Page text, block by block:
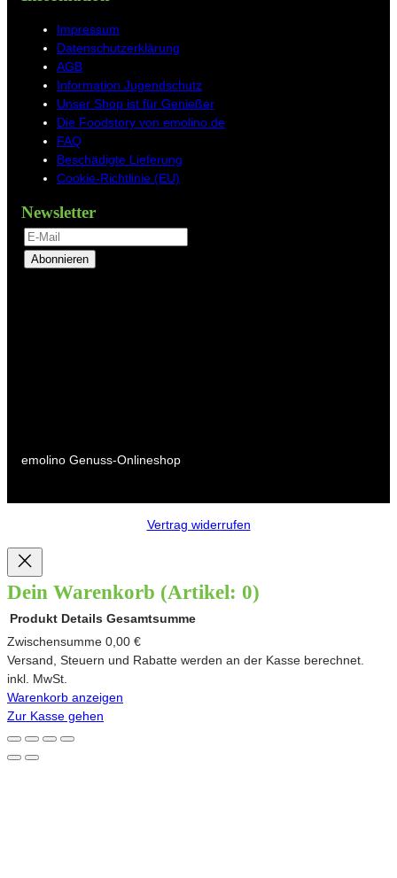
Impressum
Datenschutzerklärung
AGB
Information Jugendschutz
Unser Shop ist für Genießer
Die Foodstory von emolino.de
FAQ
Beschädigte Lieferung
Cookie-Richtlinie (EU)
Newsletter
Abonnieren
emolino Genuss-Onlineshop
Vertrag widerrufen
Dein Warenkorb (Artikel: 0)
Produkte
im
Warenkorb
Produkt Details Gesamtsumme
Zwischensumme 0,00 €
Versand, Steuern und Rabatte werden an der Kasse berechnet.
inkl. MwSt.
Warenkorb anzeigen
Zur Kasse gehen